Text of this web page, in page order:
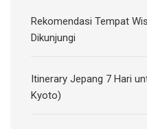
Rekomendasi Tempat
Dikunjungi
Itinerary Jepang 7 Hari
Kyoto)